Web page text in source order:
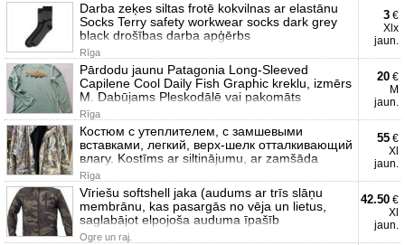
Darba zeķes siltas frotē kokvilnas ar elastānu
Socks Terry safety workwear socks dark grey
black drošības darba apģērbs
Rīga
3 €
Xlx
jaun.
Pārdodu jaunu Patagonia Long-Sleeved
Capilene Cool Daily Fish Graphic kreklu, izmērs
M. Dabūjams Pleskodālē vai pakomāts
Rīga
20 €
M
jaun.
Костюм с утеплителем, с замшевыми
вставками, легкий, верх-шелк отталкивающий
влагу. Kostīms ar siltinājumu, ar zamšāda
Rīga
55 €
Xl
jaun.
Vīriešu softshell jaka (audums ar trīs slāņu
membrānu, kas pasargās no vēja un lietus,
saglabājot elpojoša auduma īpašīb
Ogre un raj.
42.50 €
Xl
jaun.